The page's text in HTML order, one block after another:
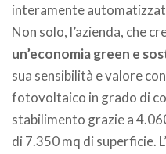
interamente
Non solo, l’azienda, che
un’economia green e
sua sensibilità e valore
fotovoltaico in grado di
stabilimento grazie a
di 7.350 mq di superficie.